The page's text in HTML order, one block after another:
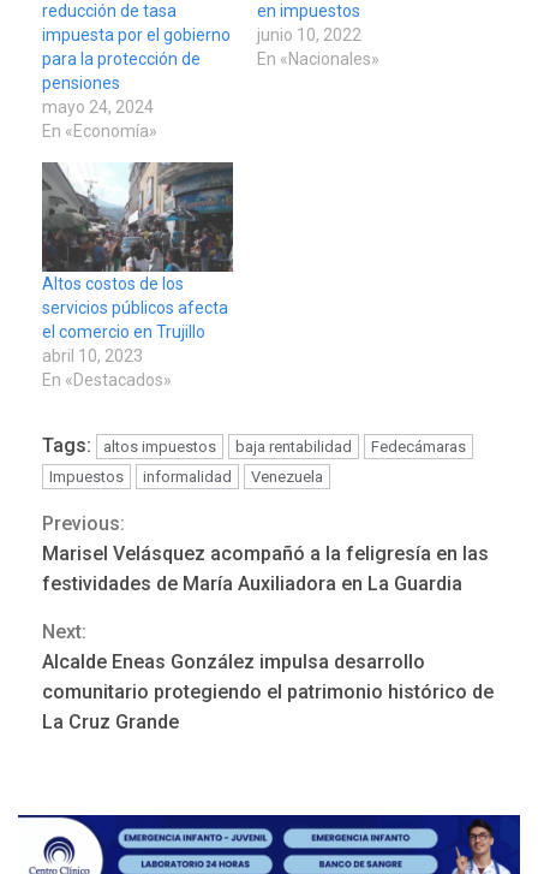
reducción de tasa
impuesta por el gobierno
para la protección de
pensiones
mayo 24, 2024
En «Economía»
en impuestos
junio 10, 2022
En «Nacionales»
Altos costos de los
servicios públicos afecta
el comercio en Trujillo
abril 10, 2023
En «Destacados»
Tags: altos impuestos baja rentabilidad
Fedecámaras
Impuestos
informalidad Venezuela
Continue
Reading
Previous:
Marisel Velásquez acompañó a la feligresía en las
festividades de María Auxiliadora en La Guardia
Next:
Alcalde Eneas González impulsa desarrollo
comunitario protegiendo el patrimonio histórico de
La Cruz Grande
REGIONALES ÚLTIMA HORA
gestión